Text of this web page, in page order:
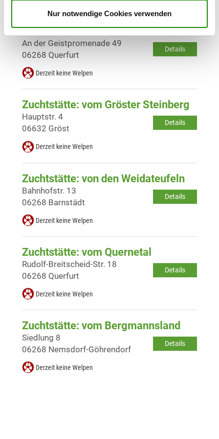
Nur notwendige Cookies verwenden
Zuchtstätte: von der schwarzen
Teufelsmühle
Details
An der Geistpromenade 49
06268 Querfurt
Derzeit keine Welpen
Zuchtstätte: vom Gröster Steinberg
Details
Hauptstr. 4
06632 Gröst
Derzeit keine Welpen
Zuchtstätte: von den Weidateufeln
Details
Bahnhofstr. 13
06268 Barnstädt
Derzeit keine Welpen
Zuchtstätte: vom Quernetal
Details
Rudolf-Breitscheid-Str. 18
06268 Querfurt
Derzeit keine Welpen
Zuchtstätte: vom Bergmannsland
Details
Siedlung 8
06268 Nemsdorf-Göhrendorf
Derzeit keine Welpen